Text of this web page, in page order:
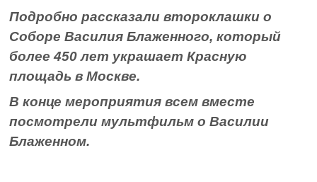
Подробно рассказали второклашки о
Соборе Василия Блаженного, который
более 450 лет украшает Красную
площадь в Москве.
В конце мероприятия всем вместе
посмотрели мультфильм о Василии
Блаженном.